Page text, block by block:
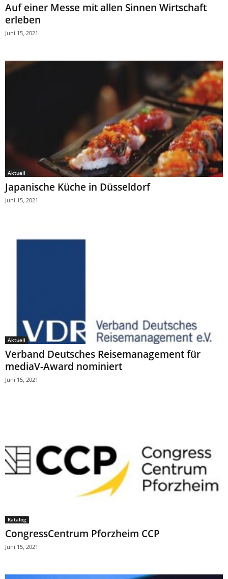
Auf einer Messe mit allen Sinnen Wirtschaft
erleben
Juni 15, 2021
Aktuell
Japanische Küche in Düsseldorf
Juni 15, 2021
Aktuell
Verband Deutsches Reisemanagement für
mediaV-Award nominiert
Juni 15, 2021
Katalog
CongressCentrum Pforzheim CCP
Juni 15, 2021